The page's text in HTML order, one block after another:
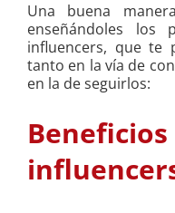
Una buena
enseñándoles
influencers, que te
tanto en la vía de
en la de seguirlos: